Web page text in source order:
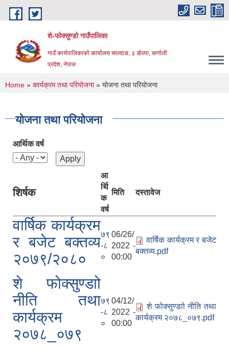
Skip to main content
शे-फोक्सुण्डो गाउँपालिका
गाउँ कार्यपालिकाको कार्यालय साल्दाङ, ३ डोल्पा, कर्णाली
प्रदेश, नेपाल
You are here
Home » कार्यक्रम तथा परियोजना» योजना तथा परियोजना
योजना तथा परियोजना
आर्थिक वर्ष
शिर्षक
आ
र्थि
क
वर्ष
मिति दस्तावेज
वार्षिक कार्यक्रम
र बजेट बक्तव्य
२०७९/२०८०
७९
-८
०
06/26/
2022 -
00:00
वार्षिक कार्यक्रम र बजेट
बक्तव्य.pdf
शे फोक्सुण्डाो
नीति तथा
कार्यक्रम
२०७८_०७९
७९
-८
०
04/12/
2022 -
00:00
शे फोक्सुण्डाो नीति तथा
कार्यक्रम २०७८_०७९.pdf